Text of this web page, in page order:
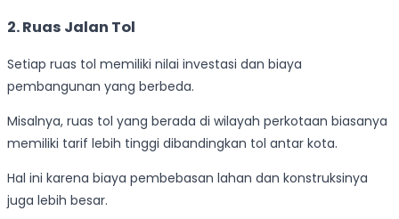
2. Ruas Jalan Tol
Setiap ruas tol memiliki nilai investasi dan biaya
pembangunan yang berbeda.
Misalnya, ruas tol yang berada di wilayah perkotaan biasanya
memiliki tarif lebih tinggi dibandingkan tol antar kota.
Hal ini karena biaya pembebasan lahan dan konstruksinya
juga lebih besar.